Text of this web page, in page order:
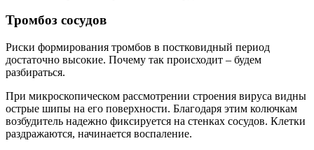
Тромбоз сосудов
Риски формирования тромбов в постковидный период
достаточно высокие. Почему так происходит – будем
разбираться.
При микроскопическом рассмотрении строения вируса видны
острые шипы на его поверхности. Благодаря этим колючкам
возбудитель надежно фиксируется на стенках сосудов. Клетки
раздражаются, начинается воспаление.